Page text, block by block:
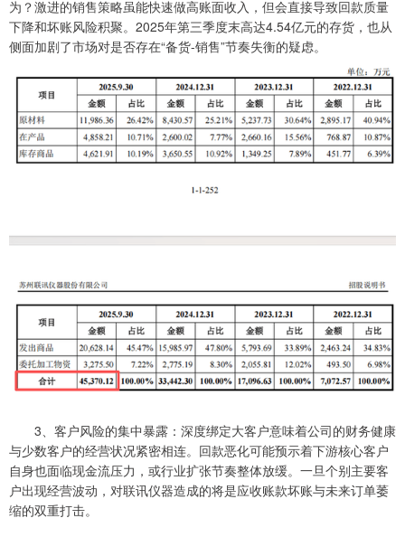
为？激进的销售策略虽能快速做高账面收入，但会直接导致回款质量
下降和坏账风险积聚。2025年第三季度末高达4.54亿元的存货，也从
侧面加剧了市场对是否存在“备货-销售”节奏失衡的疑虑。
3、客户风险的集中暴露：深度绑定大客户意味着公司的财务健康
与少数客户的经营状况紧密相连。回款恶化可能预示着下游核心客户
自身也面临现金流压力，或行业扩张节奏整体放缓。一旦个别主要客
户出现经营波动，对联讯仪器造成的将是应收账款坏账与未来订单萎
缩的双重打击。